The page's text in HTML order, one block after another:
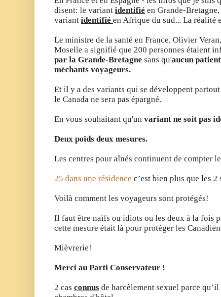
disent: le variant identifié en Grande-
variant identifié en Afrique du sud... La réalité
Le ministre de la santé en France, Olivier
Moselle a signifié que 200 personnes étaient
par la Grande-Bretagne sans qu'aucun
méchants voyageurs.
Et il y a des variants qui se développent
le Canada ne sera pas épargné.
En vous souhaitant qu'un variant ne soit pas
Deux poids deux mesures.
Les centres pour aînés continuent de compter
25 dans une résidence c’est bien plus que les
Voilà comment les voyageurs sont protégés!
Il faut être naïfs ou idiots ou les deux à la fois
cette mesure était là pour protéger les
Mièvrerie!
Merci au Parti Conservateur !
2 cas connus de harcèlement sexuel parce